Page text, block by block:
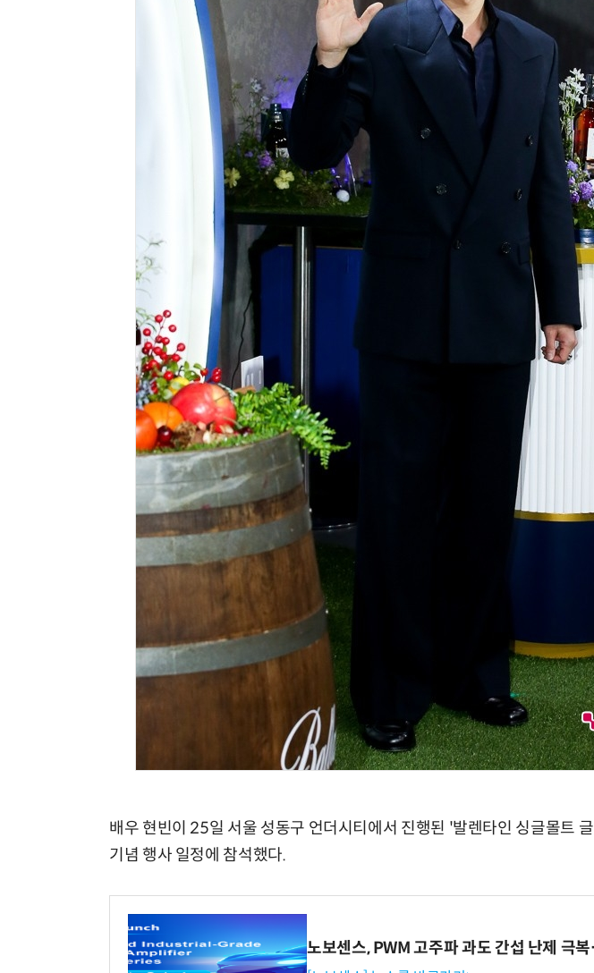
배우 현빈이 25일 서울 성동구 언더시티에서 진행된 '발렌타인 싱글몰트
기념 행사 일정에 참석했다.
노보센스, PWM 고주파 과도 간섭 난제 극